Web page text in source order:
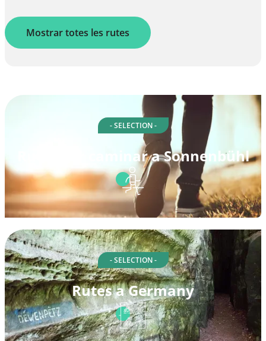
Mostrar totes les rutes
- SELECTION -
Rutes per caminar a Sonnenbühl
- SELECTION -
Rutes a Germany